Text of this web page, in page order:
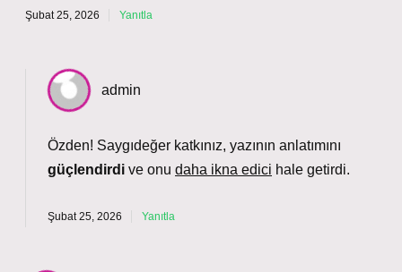
Şubat 25, 2026 Yanıtla
admin
Özden! Saygıdeğer katkınız, yazının anlatımını
güçlendirdi ve onu daha ikna edici hale getirdi.
Şubat 25, 2026 Yanıtla